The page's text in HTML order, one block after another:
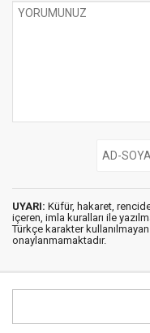
UYARI: Küfür, hakaret,
içeren, imla kuralları ile
Türkçe karakter
onaylanmamaktadır.